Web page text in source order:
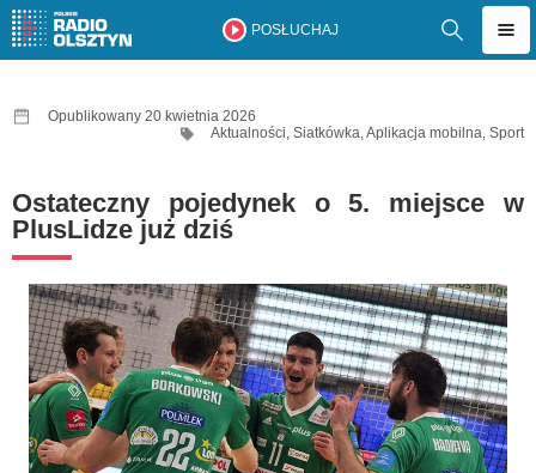
POSŁUCHAJ
Opublikowany 20 kwietnia 2026
Aktualności, Siatkówka,Aplikacja mobilna, Sport
Ostateczny pojedynek o 5. miejsce w
PlusLidze już dziś